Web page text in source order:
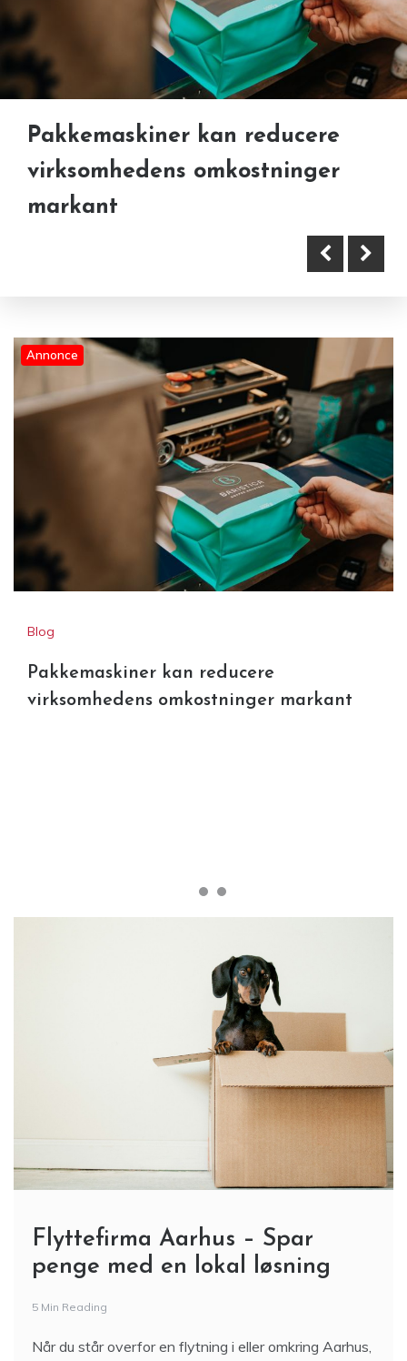
Pakkemaskiner kan reducere
virksomhedens omkostninger
markant
Derfor er gratis afhentning en
fordel ved bilsalg
Annonce
Blog
Pakkemaskiner kan reducere
virksomhedens omkostninger markant
Flyttefirma Aarhus – Spar
penge med en lokal løsning
5 Min Reading
Når du står overfor en flytning i eller omkring Aarhus,